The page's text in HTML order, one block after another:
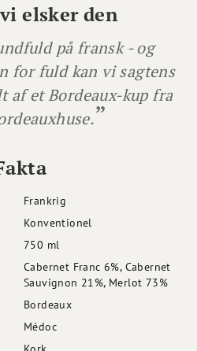
elsker den
på fransk - og
for fuld kan vi sagtens
af et Bordeaux-kup fra
Frankrig
Konventionel
750 ml
Cabernet Franc 6%, Cabernet
Sauvignon 21%, Merlot 73%
Bordeaux
Médoc